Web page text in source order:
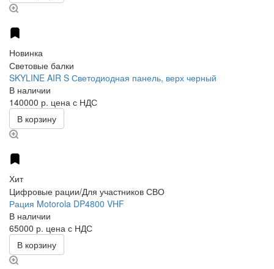
Новинка
Световые балки
SKYLINE AIR S Светодиодная панель, верх черный
В наличии
140000 р. цена с НДС
В корзину
Хит
Цифровые рации/Для участников СВО
Рация Motorola DP4800 VHF
В наличии
65000 р. цена с НДС
В корзину